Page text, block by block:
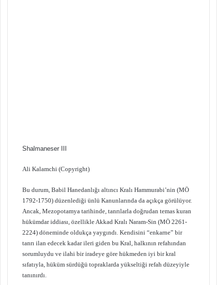
Shalmaneser III
Ali Kalamchi (Copyright)
Bu durum, Babil Hanedanlığı altıncı Kralı Hammurabi’nin (MÖ
1792-1750) düzenlediği ünlü Kanunlarında da açıkça görülüyor.
Ancak, Mezopotamya tarihinde, tanrılarla doğrudan temas kuran
hükümdar iddiası, özellikle Akkad Kralı Naram-Sin (MÖ 2261-
2224) döneminde oldukça yaygındı. Kendisini “enkarne” bir
tanrı ilan edecek kadar ileri giden bu Kral, halkının refahından
sorumluydu ve ilahi bir iradeye göre hükmeden iyi bir kral
sıfatıyla, hüküm sürdüğü topraklarda yükseltiği refah düzeyiyle
tanınırdı.